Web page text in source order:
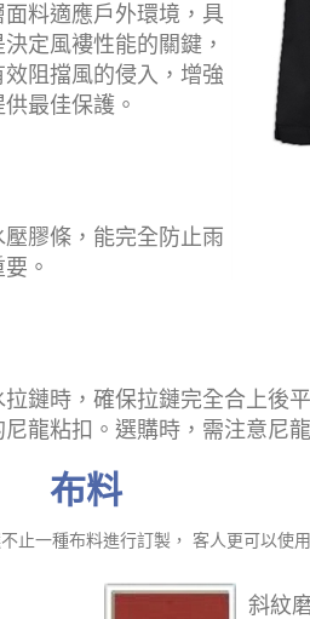
料適應戶外環境，具
定風褸性能的關鍵，
阻擋風的侵入，增強
最佳保護。
膠條，能完全防止雨
。
鏈時，確保拉鏈完全合上後
龍粘扣。選購時，需注意尼
布料
止一種布料進行訂製， 客人更可以使
斜紋